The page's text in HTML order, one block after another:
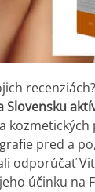
Slovensku
pred a
odporúčať
účinku na